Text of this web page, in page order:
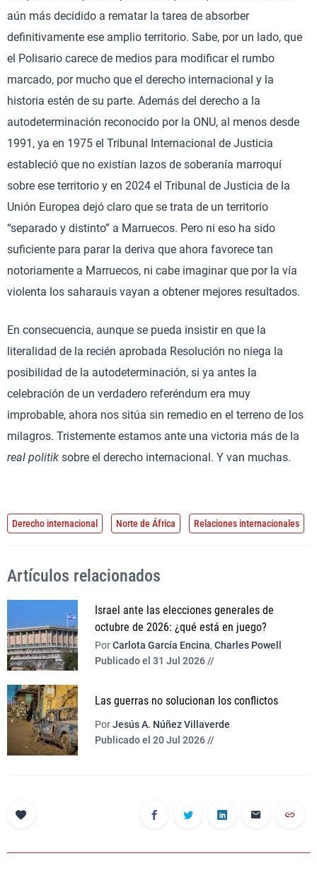
aún más decidido a rematar la tarea de absorber
definitivamente ese amplio territorio. Sabe, por un lado, que
el Polisario carece de medios para modificar el rumbo
marcado, por mucho que el derecho internacional y la
historia estén de su parte. Además del derecho a la
autodeterminación reconocido por la ONU, al menos desde
1991, ya en 1975 el Tribunal Internacional de Justicia
estableció que no existían lazos de soberanía marroquí
sobre ese territorio y en 2024 el Tribunal de Justicia de la
Unión Europea dejó claro que se trata de un territorio
“separado y distinto” a Marruecos. Pero ni eso ha sido
suficiente para parar la deriva que ahora favorece tan
notoriamente a Marruecos, ni cabe imaginar que por la vía
violenta los saharauis vayan a obtener mejores resultados.
En consecuencia, aunque se pueda insistir en que la
literalidad de la recién aprobada Resolución no niega la
posibilidad de la autodeterminación, si ya antes la
celebración de un verdadero referéndum era muy
improbable, ahora nos sitúa sin remedio en el terreno de los
milagros. Tristemente estamos ante una victoria más de la
real politik sobre el derecho internacional. Y van muchas.
Derecho internacional Norte de África Relaciones internacionales
Artículos relacionados
Israel ante las elecciones generales de
octubre de 2026: ¿qué está en juego?
PorCarlota García Encina, Charles Powell
Publicado el 31 Jul 2026 //
Las guerras no solucionan los conflictos
PorJesús A. Núñez Villaverde
Publicado el 20 Jul 2026 //